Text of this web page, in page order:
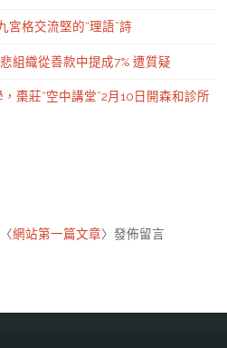
宮格交流堅的“理語”詩
組織從善款中提成7% 遭質疑
棗莊“空中講堂”2月10日開森和診所
網站第一篇文章〉發佈留言